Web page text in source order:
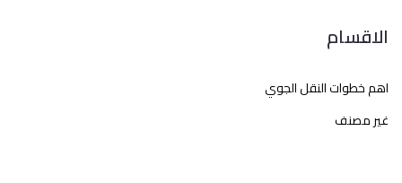
الاقسام
اهم خطوات النقل الجوي
غير مصنف